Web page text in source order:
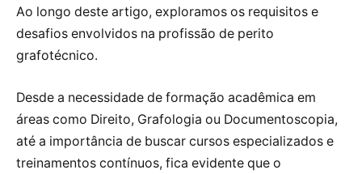
Ao longo deste artigo, exploramos os requisitos e
desafios envolvidos na profissão de perito
grafotécnico.
Desde a necessidade de formação acadêmica em
áreas como Direito, Grafologia ou Documentoscopia,
até a importância de buscar cursos especializados e
treinamentos contínuos, fica evidente que o